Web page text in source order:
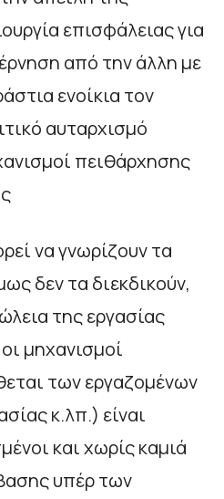
επισφάλειας για
από την άλλη με
ενοίκια τον
αυταρχισμό
πειθάρχησης
να γνωρίζουν τα
δεν τα διεκδικούν,
της εργασίας
μηχανισμοί
των εργαζομένων
κ.λπ.) είναι
και χωρίς καμιά
υπέρ των